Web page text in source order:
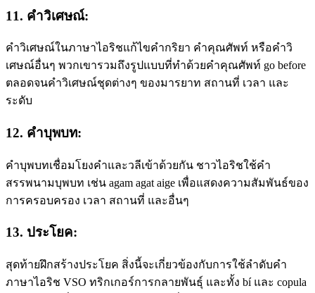
11. คําวิเศษณ์:
คําวิเศษณ์ในภาษาไอริชแก้ไขคํากริยา คําคุณศัพท์ หรือคําวิ
เศษณ์อื่นๆ พวกเขารวมถึงรูปแบบที่ทําด้วยคําคุณศัพท์ go before
ตลอดจนคําวิเศษณ์ชุดต่างๆ ของมารยาท สถานที่ เวลา และ
ระดับ
12. คําบุพบท:
คําบุพบทเชื่อมโยงคําและวลีเข้าด้วยกัน ชาวไอริชใช้คํา
สรรพนามบุพบท เช่น agam agat aige เพื่อแสดงความสัมพันธ์ของ
การครอบครอง เวลา สถานที่ และอื่นๆ
13. ประโยค:
สุดท้ายฝึกสร้างประโยค สิ่งนี้จะเกี่ยวข้องกับการใช้ลําดับคํา
ภาษาไอริช VSO ทริกเกอร์การกลายพันธุ์ และทั้ง bí และ copula